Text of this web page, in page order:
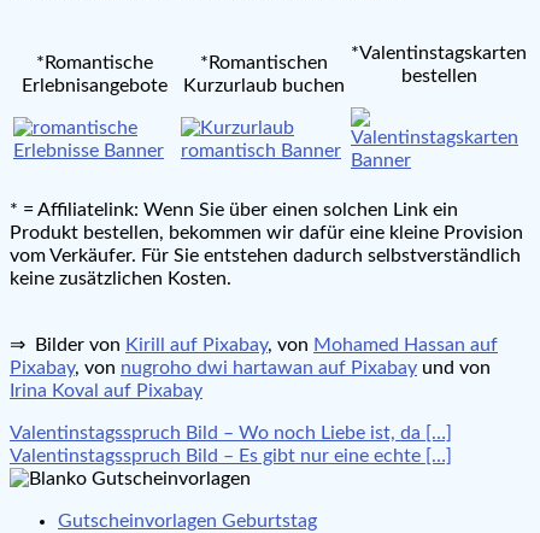
*Romantische
Erlebnisangebote
*Romantischen
Kurzurlaub buchen
*Valentinstagskarten
bestellen
* = Affiliatelink: Wenn Sie über einen solchen Link ein
Produkt bestellen, bekommen wir dafür eine kleine Provision
vom Verkäufer. Für Sie entstehen dadurch selbstverständlich
keine zusätzlichen Kosten.
⇒ Bilder von Kirill auf Pixabay, von Mohamed Hassan auf
Pixabay, von nugroho dwi hartawan auf Pixabay und von
Irina Koval auf Pixabay
Beitragsnavigation
Valentinstagsspruch Bild – Wo noch Liebe ist, da […]
Valentinstagsspruch Bild – Es gibt nur eine echte […]
Gutscheinvorlagen Geburtstag